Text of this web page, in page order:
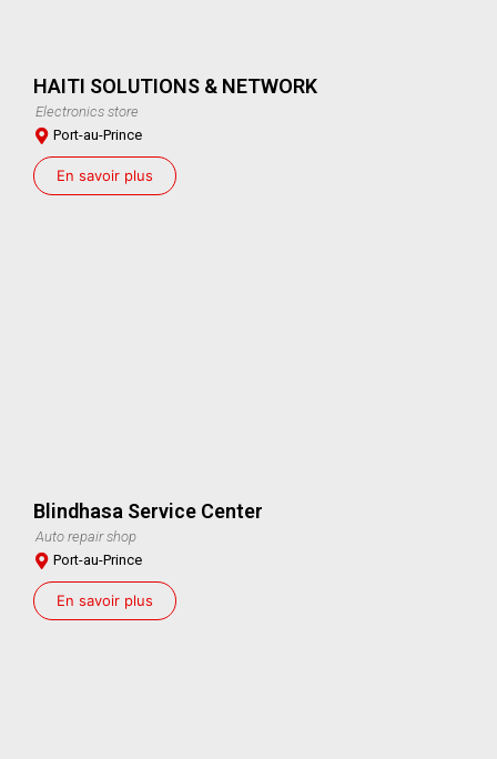
HAITI SOLUTIONS & NETWORK
Electronics store
Port-au-Prince
En savoir plus
Blindhasa Service Center
Auto repair shop
Port-au-Prince
En savoir plus